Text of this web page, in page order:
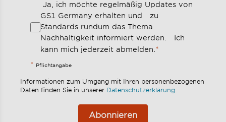
Ja, ich möchte regelmäßig Updates von
GS1 Germany erhalten und zu
Standards rundum das Thema
Nachhaltigkeit informiert werden. Ich
kann mich jederzeit abmelden. *
* Pflichtangabe
Informationen zum Umgang mit Ihren personenbezogenen
Daten finden Sie in unserer Datenschutzerklärung.
Abonnieren